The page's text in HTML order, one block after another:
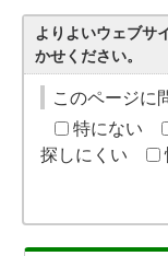
よりよいウェブサ
かせください。
このページに
特にない
探しにくい